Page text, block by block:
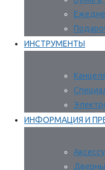
ИНСТРУМЕНТЫ
ИНФОРМАЦИЯ И